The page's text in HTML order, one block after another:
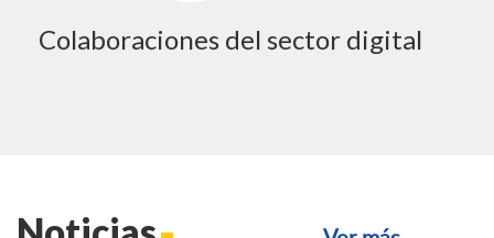
Colaboraciones del sector digital